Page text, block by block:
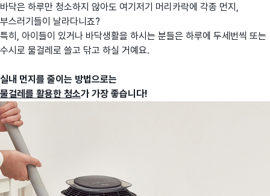
바닥은 하루만 청소하지 않아도 여기저기 머리카락에 각종 먼지,
부스러기들이 날라다니죠?
특히, 아이들이 있거나 바닥생활을 하시는 분들은 하루에 두세번씩 또는
수시로 물걸레로 쓸고 닦고 하실 거예요.
실내 먼지를 줄이는 방법으로는
물걸레를 활용한 청소가 가장 좋습니다!